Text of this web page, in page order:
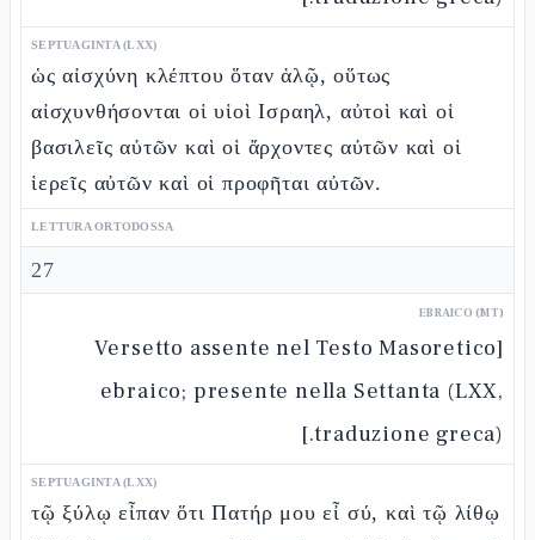
SEPTUAGINTA (LXX)
ὡς αἰσχύνη κλέπτου ὅταν ἁλῷ, οὕτως
αἰσχυνθήσονται οἱ υἱοὶ Ισραηλ, αὐτοὶ καὶ οἱ
βασιλεῖς αὐτῶν καὶ οἱ ἄρχοντες αὐτῶν καὶ οἱ
ἱερεῖς αὐτῶν καὶ οἱ προφῆται αὐτῶν.
LETTURA ORTODOSSA
27
EBRAICO (MT)
[Versetto assente nel Testo Masoretico
ebraico; presente nella Settanta (LXX,
traduzione greca).]
SEPTUAGINTA (LXX)
τῷ ξύλῳ εἶπαν ὅτι Πατήρ μου εἶ σύ, καὶ τῷ λίθῳ